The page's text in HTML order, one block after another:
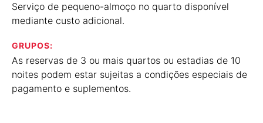
Serviço de pequeno-almoço no quarto disponível
mediante custo adicional.
GRUPOS:
As reservas de 3 ou mais quartos ou estadias de 10
noites podem estar sujeitas a condições especiais de
pagamento e suplementos.